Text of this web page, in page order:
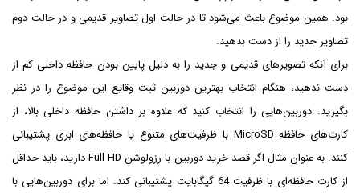
بود. همین موضوع باعث می‌شود تا در حالت اول تصاویر قدیمی و در حالت دوم
تصاویر جدید را از دست بدهید.
برای آنکه تصویرهای قدیمی و جدید را به دلیل پایین بودن حافظه داخلی کم از
دست ندهید، هنگام انتخاب بهترین دوربین ثبت وقایع این موضوع را در نظر
بگیرید. دوربین‌هایی را انتخاب کنید که علاوه بر داشتن حافظه داخلی بالا، از
کارت‌های حافظه MicroSD با ظرفیت‌های متنوع یا حافظه‌های ابری پشتیبانی
کنند. به عنوان مثال اگر قصد خرید دوربین با رزولوشن Full HD دارید، باید حداقل
از کارت حافظه‌ای با ظرفیت 64 گیگابایت پشتیبانی کند. اما برای دوربین‌هایی با